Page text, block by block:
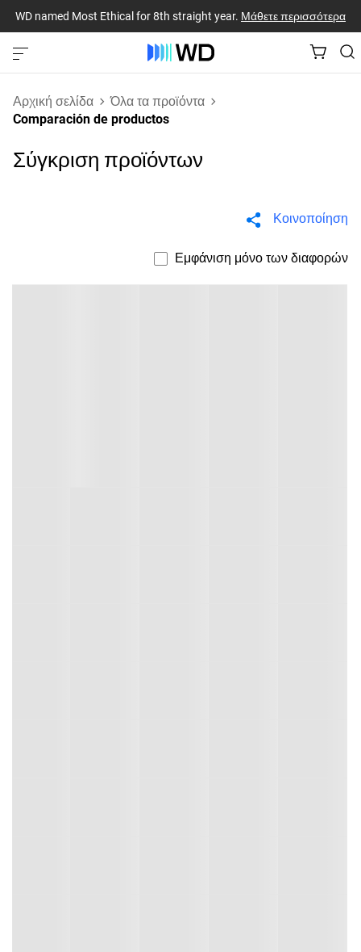
WD named Most Ethical for 8th straight year. Μάθετε περισσότερα
Αρχική σελίδα
Όλα τα προϊόντα
Comparación de productos
Σύγκριση προϊόντων
Κοινοποίηση
Εμφάνιση μόνο των διαφορών